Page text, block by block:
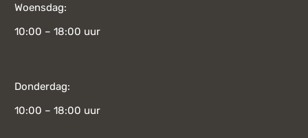
Woensdag:
10:00 – 18:00 uur
Donderdag:
10:00 – 18:00 uur